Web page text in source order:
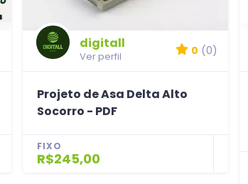
digitall
Ver perfil 0 (0)
Projeto de Asa Delta Alto
Socorro - PDF
FIXO
R$245,00